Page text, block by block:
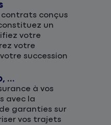
contrats conçus
un
votre
votre
succession
...
à vos
avec la
garanties sur
vos trajets